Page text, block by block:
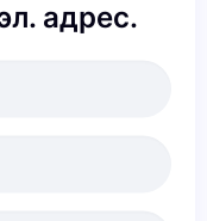
адрес.